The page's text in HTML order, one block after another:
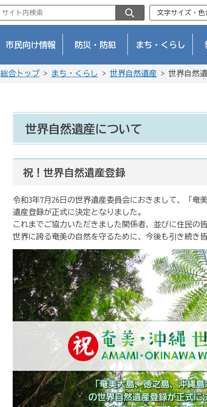
文字サイズ・色
市民向け情報 防災・防犯 まち・くらし
総合トップ > まち・くらし > 世界自然遺産 > 世界自然
世界自然遺産について
祝！世界自然遺産登録
令和3年7月26日の世界遺産委員会におきまして、「
遺産登録が正式に決定となりました。
これまでご協力いただきました関係者、並びに住民の
世界に誇る奄美の自然を守るために、今後も引き続き